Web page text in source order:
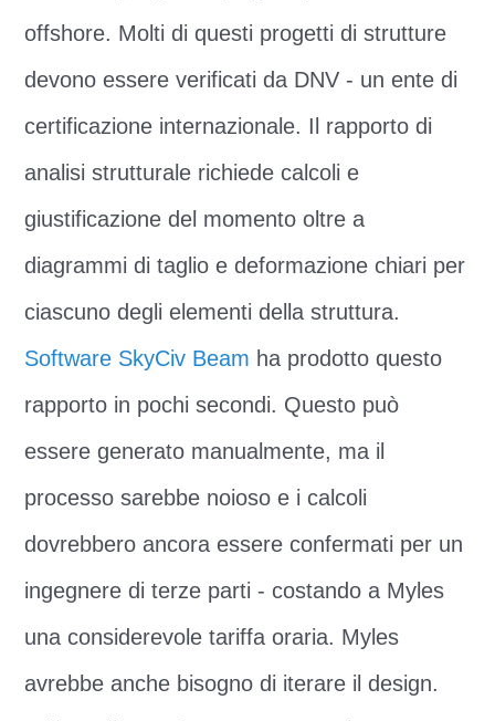
offshore. Molti di questi progetti di strutture
devono essere verificati da DNV - un ente di
certificazione internazionale. Il rapporto di
analisi strutturale richiede calcoli e
giustificazione del momento oltre a
diagrammi di taglio e deformazione chiari per
ciascuno degli elementi della struttura.
Software SkyCiv Beam ha prodotto questo
rapporto in pochi secondi. Questo può
essere generato manualmente, ma il
processo sarebbe noioso e i calcoli
dovrebbero ancora essere confermati per un
ingegnere di terze parti - costando a Myles
una considerevole tariffa oraria. Myles
avrebbe anche bisogno di iterare il design.